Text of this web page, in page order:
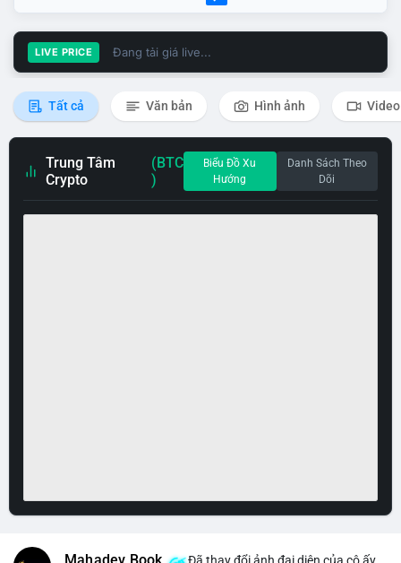
LIVE PRICE Đang tải giá live...
Tất cả Văn bản Hình ảnh Video
Trung Tâm
Crypto
(BTC
)
Biểu Đồ Xu
Hướng
Danh Sách Theo
Dõi